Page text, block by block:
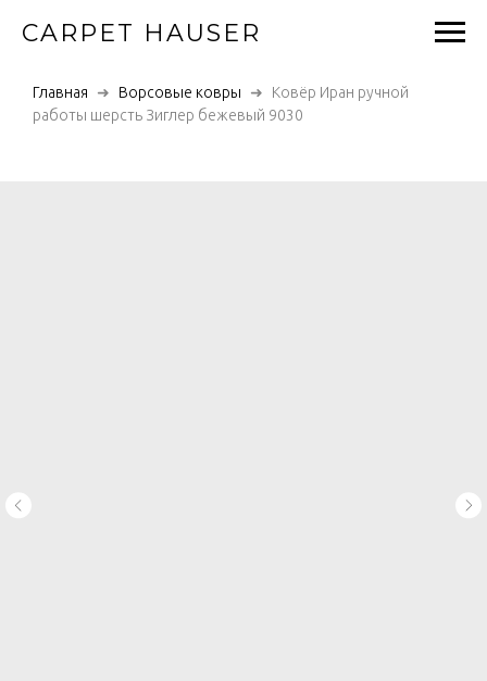
CARPET HAUSER
Главная Ворсовые ковры
Ковёр Иран ручной
работы шерсть Зиглер бежевый 9030